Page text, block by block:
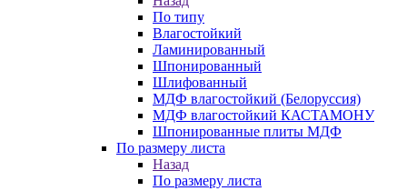
По типу
Влагостойкий
Ламинированный
Шпонированный
Шлифованный
МДФ влагостойкий (Белоруссия)
МДФ влагостойкий КАСТАМОНУ
Шпонированные плиты МДФ
По размеру листа
Назад
По размеру листа